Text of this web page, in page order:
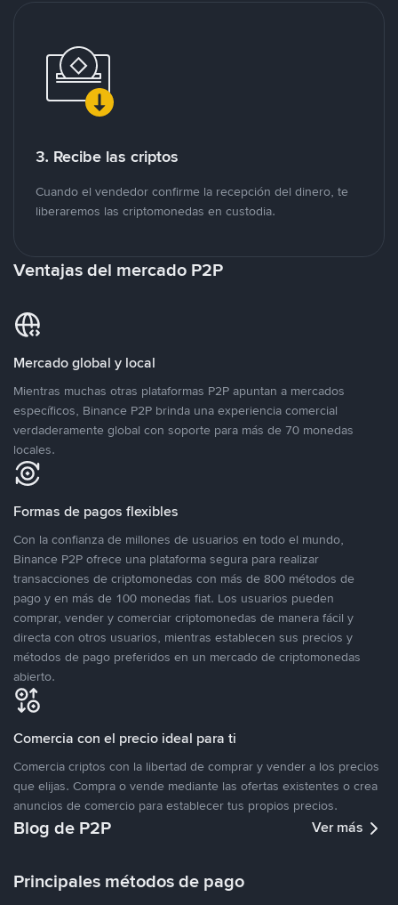
3. Recibe las criptos
Cuando el vendedor confirme la recepción del dinero, te
liberaremos las criptomonedas en custodia.
Ventajas del mercado P2P
Mercado global y local
Mientras muchas otras plataformas P2P apuntan a mercados
específicos, Binance P2P brinda una experiencia comercial
verdaderamente global con soporte para más de 70 monedas
locales.
Formas de pagos flexibles
Con la confianza de millones de usuarios en todo el mundo,
Binance P2P ofrece una plataforma segura para realizar
transacciones de criptomonedas con más de 800 métodos de
pago y en más de 100 monedas fiat. Los usuarios pueden
comprar, vender y comerciar criptomonedas de manera fácil y
directa con otros usuarios, mientras establecen sus precios y
métodos de pago preferidos en un mercado de criptomonedas
abierto.
Comercia con el precio ideal para ti
Comercia criptos con la libertad de comprar y vender a los precios
que elijas. Compra o vende mediante las ofertas existentes o crea
anuncios de comercio para establecer tus propios precios.
Blog de P2P Ver más
Principales métodos de pago